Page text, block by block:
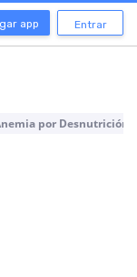
app Entrar
por Desnutrición